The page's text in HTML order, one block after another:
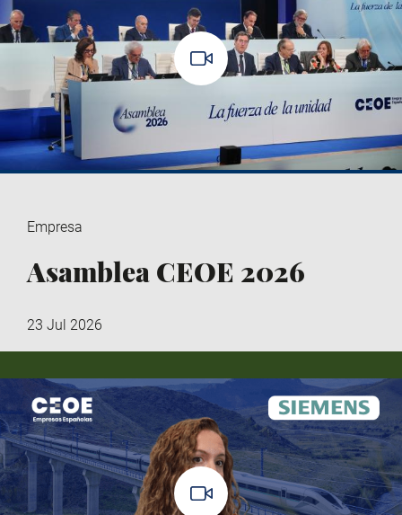
Empresa
Asamblea CEOE 2026
23 Jul 2026